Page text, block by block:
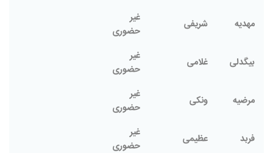
مهدیه شریفی
غیر
حضوری
بیگدلی غلامی
غیر
حضوری
مرضیه ونکی
غیر
حضوری
فربد عظیمی
غیر
حضوری